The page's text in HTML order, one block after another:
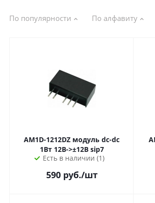
По популярности По алфавиту
AM1D-1212DZ модуль dc-dc
1Вт 12В->±12В sip7
Есть в наличии (1)
590руб./шт